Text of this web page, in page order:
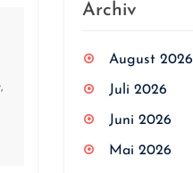
,
Archiv
August 2026
Juli 2026
Juni 2026
Mai 2026